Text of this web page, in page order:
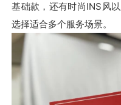
基础款，还有时尚INS风
选择适合多个服务场景。